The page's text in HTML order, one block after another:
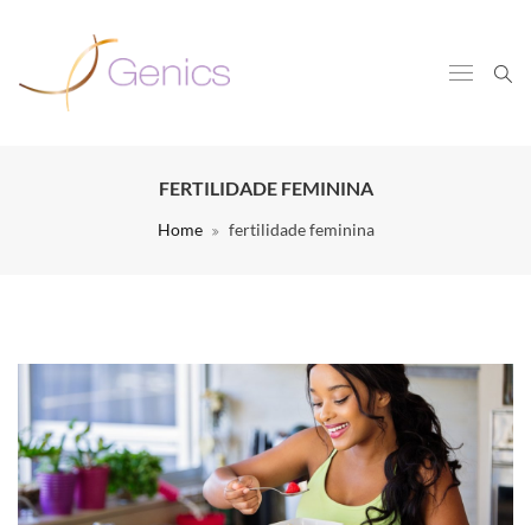
FERTILIDADE FEMININA
Home fertilidade feminina